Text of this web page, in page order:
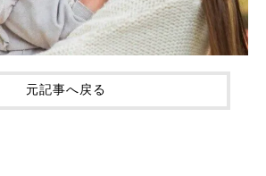
元記事へ戻る